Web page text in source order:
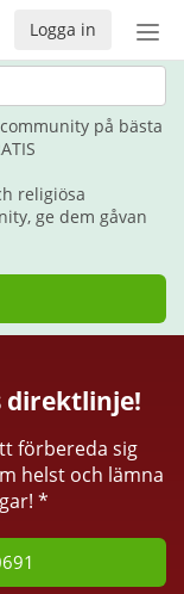
Logga in
i år.
på bästa
religiösa
ge dem gåvan
direktlinje!
förbereda sig
helst och lämna
*